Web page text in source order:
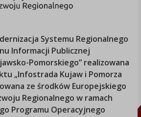
Systemu Regionalnego
Informacji Publicznej
Pomorskiego” realizowana
„Infostrada Kujaw i Pomorza
ze środków Europejskiego
Regionalnego w ramach
Programu Operacyjnego